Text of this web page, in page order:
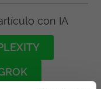
con IA